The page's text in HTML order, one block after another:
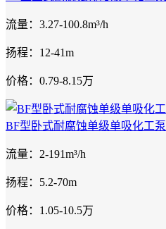
流量：3.27-100.8m³/h
扬程：12-41m
价格：0.79-8.15万
BF型卧式耐腐蚀单级单吸化工泵
流量：2-191m³/h
扬程：5.2-70m
价格：1.05-10.5万